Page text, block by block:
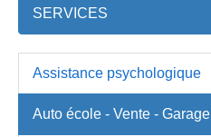
SERVICES
Assistance psychologique
Auto école - Vente - Garage